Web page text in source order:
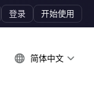
登录 开始使用
简体中文